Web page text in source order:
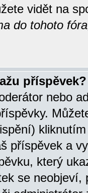
vidět na
do tohoto
příspěvek?
nebo
příspěvek a
který
se